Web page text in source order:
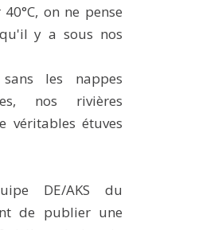
on ne pense
y a sous nos
les nappes
nos rivières
véritables étuves
DE/AKS du
de publier une